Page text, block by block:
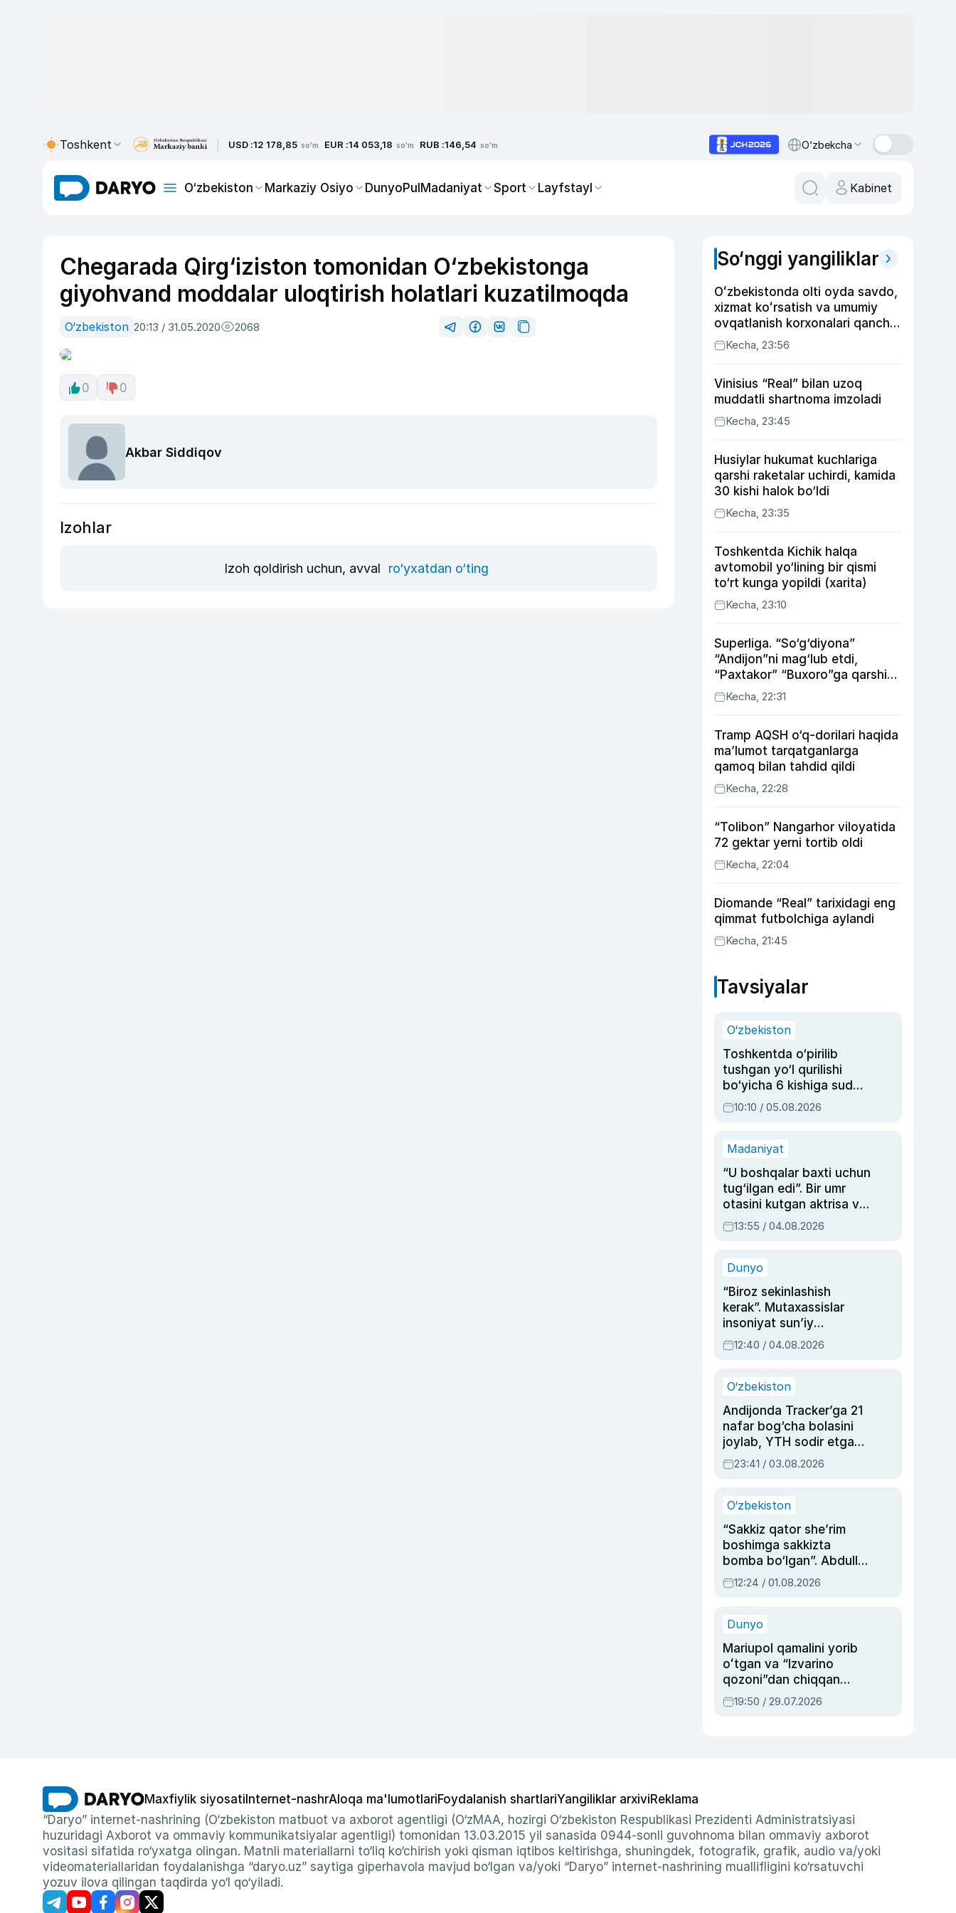
Toshkent USD :12 178,85 so'm EUR :14 053,18 so'm RUB :146,54 so'm O‘zbekcha
O‘zbekiston Markaziy Osiyo DunyoPulMadaniyat Sport Layfstayl Kabinet
Chegarada Qirg‘iziston tomonidan O‘zbekistonga
giyohvand moddalar uloqtirish holatlari kuzatilmoqda
O‘zbekiston 20:13 / 31.05.2020 2068
0 0
Akbar Siddiqov
Izohlar
Izoh qoldirish uchun, avval ro‘yxatdan o‘ting
So‘nggi yangiliklar
Oʻzbekistonda olti oyda savdo,
xizmat koʻrsatish va umumiy
ovqatlanish korxonalari qancha
soliq toʻlagani ochiqlandi
Kecha, 23:56
Vinisius “Real” bilan uzoq
muddatli shartnoma imzoladi
Kecha, 23:45
Husiylar hukumat kuchlariga
qarshi raketalar uchirdi, kamida
30 kishi halok bo‘ldi
Kecha, 23:35
Toshkentda Kichik halqa
avtomobil yo‘lining bir qismi
to‘rt kunga yopildi (xarita)
Kecha, 23:10
Superliga. “So‘g‘diyona”
“Andijon”ni mag‘lub etdi,
“Paxtakor” “Buxoro”ga qarshi
bahsda g‘alabani qo‘ldan
chiqardi
Kecha, 22:31
Tramp AQSH o‘q-dorilari haqida
ma’lumot tarqatganlarga
qamoq bilan tahdid qildi
Kecha, 22:28
“Tolibon” Nangarhor viloyatida
72 gektar yerni tortib oldi
Kecha, 22:04
Diomande “Real” tarixidagi eng
qimmat futbolchiga aylandi
Kecha, 21:45
Tavsiyalar
O‘zbekiston
Toshkentda o‘pirilib
tushgan yo‘l qurilishi
bo‘yicha 6 kishiga sud
hukmi o‘qildi
10:10 / 05.08.2026
Madaniyat
“U boshqalar baxti uchun
tug‘ilgan edi”. Bir umr
otasini kutgan aktrisa va
dublyaj ustasi Rimma
Ahmedovaning
13:55 / 04.08.2026
Dunyo
“Biroz sekinlashish
kerak”. Mutaxassislar
insoniyat sun’iy
intellektni boshqara
olmay qolishidan xavotir
12:40 / 04.08.2026
O‘zbekiston
Andijonda Tracker’ga 21
nafar bog‘cha bolasini
joylab, YTH sodir etgan
ayolga sud hukmi o‘qildi
23:41 / 03.08.2026
O‘zbekiston
“Sakkiz qator she’rim
boshimga sakkizta
bomba bo‘lgan”. Abdulla
Oripovni siyosiy
ayblovlardan asrab
12:24 / 01.08.2026
Dunyo
Mariupol qamalini yorib
oʻtgan va “Izvarino
qozoni”dan chiqqan
qahramon — Ukraina
armiyasi bosh
19:50 / 29.07.2026
Maxfiylik siyosati Internet-nashrAloqa ma'lumotlariFoydalanish shartlariYangiliklar arxiviReklama
“Daryo” internet-nashrining (O‘zbekiston matbuot va axborot agentligi (O‘zMAA, hozirgi O‘zbekiston Respublikasi Prezidenti Administratsiyasi
huzuridagi Axborot va ommaviy kommunikatsiyalar agentligi) tomonidan 13.03.2015 yil sanasida 0944-sonli guvohnoma bilan ommaviy axborot
vositasi sifatida ro‘yxatga olingan. Matnli materiallarni to‘liq ko‘chirish yoki qisman iqtibos keltirishga, shuningdek, fotografik, grafik, audio va/yoki
videomateriallaridan foydalanishga “daryo.uz” saytiga giperhavola mavjud bo‘lgan va/yoki “Daryo” internet-nashrining muallifligini ko‘rsatuvchi
yozuv ilova qilingan taqdirda yo‘l qo‘yiladi.